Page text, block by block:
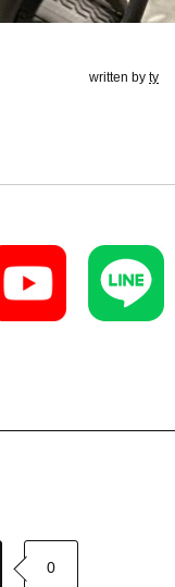
written by ty
0